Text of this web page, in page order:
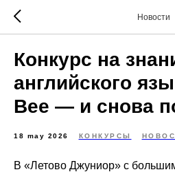
Новости
Конкурс на
английского
Bee — и снова
18 may 2026 КОНКУРСЫ
В «Летово Джуниор» с